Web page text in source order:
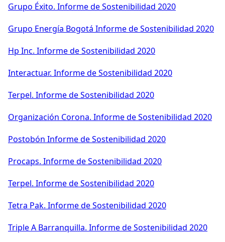
Grupo Éxito. Informe de Sostenibilidad 2020
Grupo Energía Bogotá Informe de Sostenibilidad 2020
Hp Inc. Informe de Sostenibilidad 2020
Interactuar. Informe de Sostenibilidad 2020
Terpel. Informe de Sostenibilidad 2020
Organización Corona. Informe de Sostenibilidad 2020
Postobón Informe de Sostenibilidad 2020
Procaps. Informe de Sostenibilidad 2020
Terpel. Informe de Sostenibilidad 2020
Tetra Pak. Informe de Sostenibilidad 2020
Triple A Barranquilla. Informe de Sostenibilidad 2020